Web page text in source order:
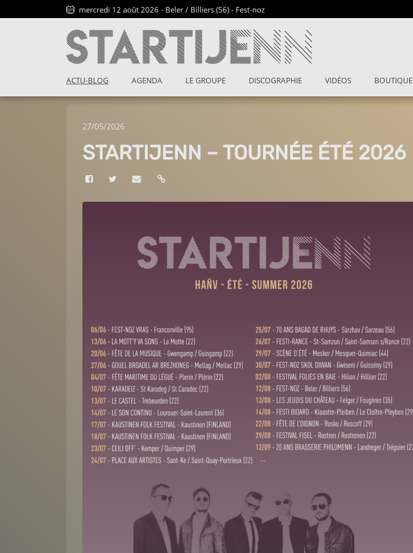
mercredi 12 août 2026 - Beler / Billiers (56) - Fest-noz
ACTU-BLOG AGENDA LE GROUPE DISCOGRAPHIE VIDÉOS BOUTIQUE
27/05/2026
STARTIJENN – TOURNÉE ÉTÉ 2026